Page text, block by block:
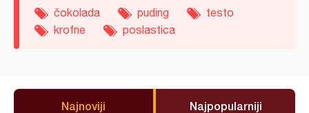
čokolada puding
testo
krofne
poslastica
Najnoviji Najpopularniji